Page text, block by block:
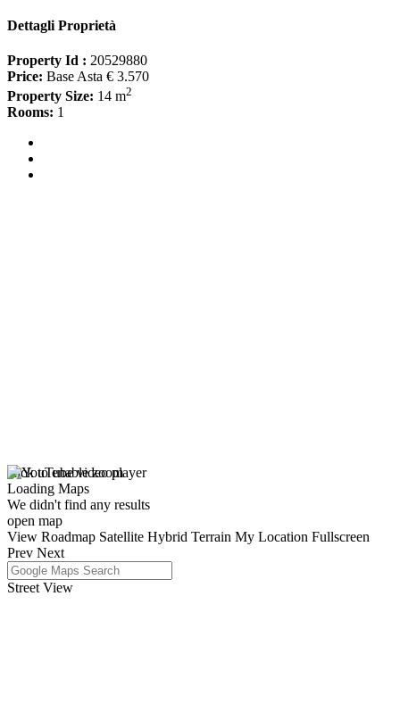
Dettagli Proprietà
Property Id : 20529880
Price: Base Asta € 3.570
Property Size: 14 m2
Rooms: 1
click to enable zoom
Loading Maps
We didn't find any results
open map
View Roadmap Satellite Hybrid Terrain My Location Fullscreen
Prev Next
Street View